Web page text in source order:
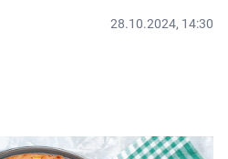
28.10.2024, 14:30